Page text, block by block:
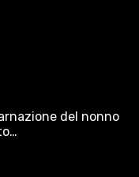
del nonno